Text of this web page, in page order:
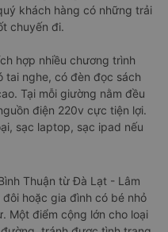
khách hàng có những trải
chuyến đi.
hợp nhiều chương trình
tai nghe, có đèn đọc sách
Tại mỗi giường nằm đều
điện 220v cực tiện lợi.
sạc laptop, sạc ipad nếu
Thuận từ Đà Lạt - Lâm
hoặc gia đình có bé nhỏ
Một điểm cộng lớn cho loại